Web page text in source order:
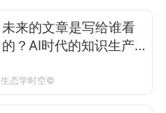
未来的文章是写给谁看
的？AI时代的知识生产
生态学时空©